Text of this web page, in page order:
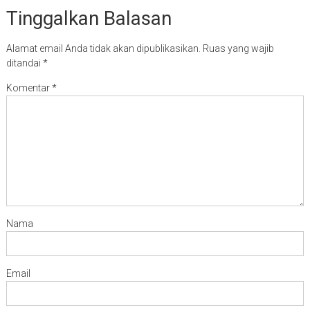
Tinggalkan Balasan
Alamat email Anda tidak akan dipublikasikan. Ruas yang wajib
ditandai *
Komentar*
Nama
Email